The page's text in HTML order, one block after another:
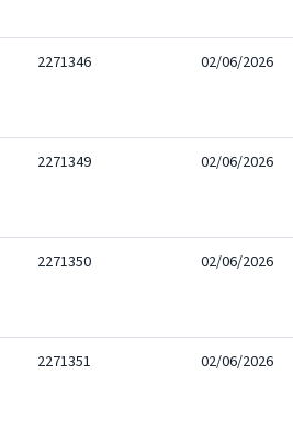
2271346
02/06/2026
2271349
02/06/2026
2271350
02/06/2026
2271351
02/06/2026